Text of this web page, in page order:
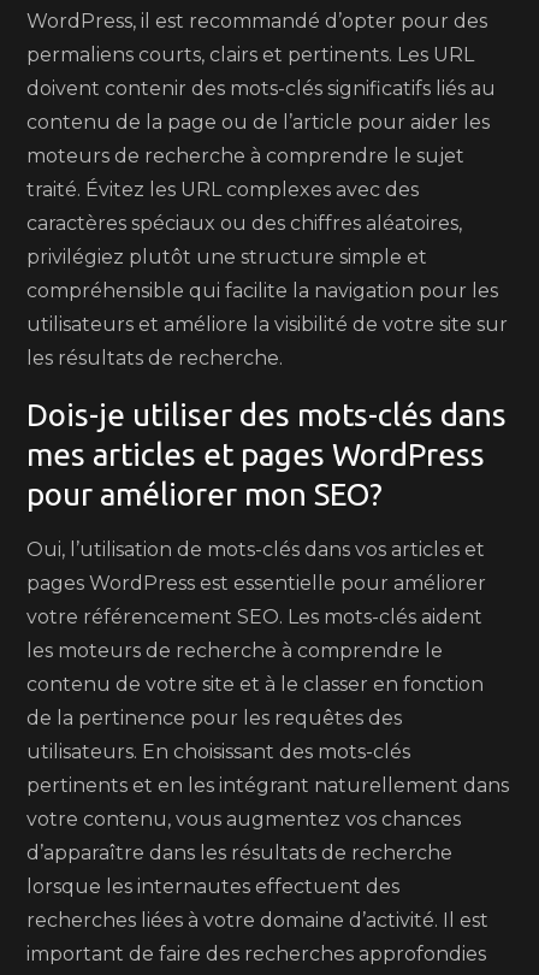
WordPress, il est recommandé d’opter pour des
permaliens courts, clairs et pertinents. Les URL
doivent contenir des mots-clés significatifs liés au
contenu de la page ou de l’article pour aider les
moteurs de recherche à comprendre le sujet
traité. Évitez les URL complexes avec des
caractères spéciaux ou des chiffres aléatoires,
privilégiez plutôt une structure simple et
compréhensible qui facilite la navigation pour les
utilisateurs et améliore la visibilité de votre site sur
les résultats de recherche.
Dois-je utiliser des mots-clés dans
mes articles et pages WordPress
pour améliorer mon SEO?
Oui, l’utilisation de mots-clés dans vos articles et
pages WordPress est essentielle pour améliorer
votre référencement SEO. Les mots-clés aident
les moteurs de recherche à comprendre le
contenu de votre site et à le classer en fonction
de la pertinence pour les requêtes des
utilisateurs. En choisissant des mots-clés
pertinents et en les intégrant naturellement dans
votre contenu, vous augmentez vos chances
d’apparaître dans les résultats de recherche
lorsque les internautes effectuent des
recherches liées à votre domaine d’activité. Il est
important de faire des recherches approfondies